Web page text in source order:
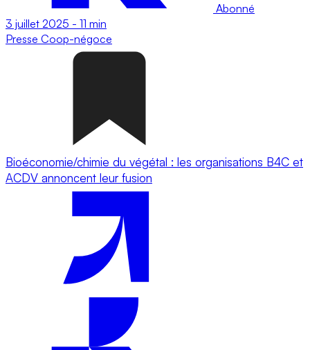
Abonné
3 juillet 2025 - 11 min
Presse Coop-négoce
Bioéconomie/chimie du végétal : les organisations B4C et
ACDV annoncent leur fusion